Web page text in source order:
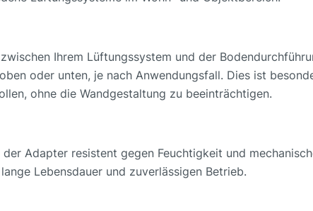
Ihrem Lüftungssystem und der
oder unten, je nach Anwendungsfall. Dies ist
ohne die Wandgestaltung zu beeinträchtigen.
Adapter resistent gegen Feuchtigkeit und
Lebensdauer und zuverlässigen Betrieb.